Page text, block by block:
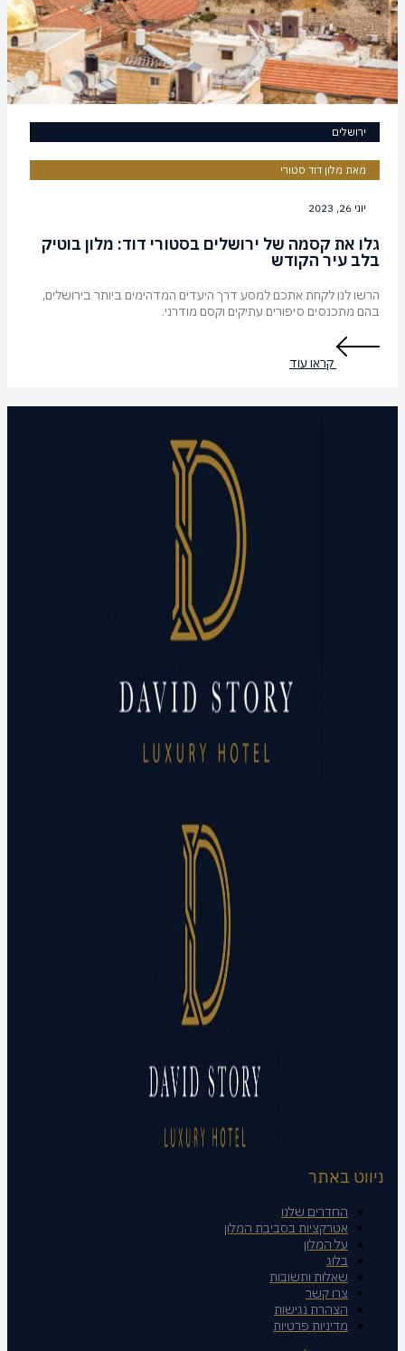
ירושלים
מאת מלון דוד סטורי
יוני 26, 2023
גלו את קסמה של ירושלים בסטורי דוד: מלון בוטיק
בלב עיר הקודש
הרשו לנו לקחת אתכם למסע דרך היעדים המדהימים ביותר בירושלים,
בהם מתכנסים סיפורים עתיקים וקסם מודרני.
קראו עוד
ניווט באתר
החדרים שלנו
אטרקציות בסביבת המלון
על המלון
בלוג
שאלות ותשובות
צרו קשר
הצהרת נגישות
מדיניות פרטיות